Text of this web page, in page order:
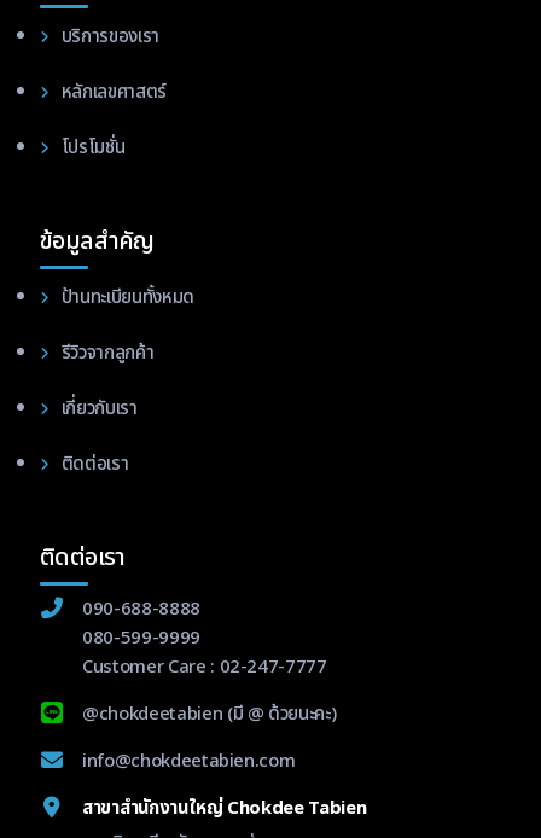
บริการของเรา
หลักเลขศาสตร์
โปรโมชั่น
ข้อมูลสำคัญ
ป้านทะเบียนทั้งหมด
รีวิวจากลูกค้า
เกี่ยวกับเรา
ติดต่อเรา
ติดต่อเรา
090-688-8888
080-599-9999
Customer Care : 02-247-7777
@chokdeetabien (มี @ ด้วยนะคะ)
info@chokdeetabien.com
สาขาสำนักงานใหญ่ Chokdee Tabien